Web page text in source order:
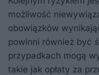
możliwość
obowiązków
powinni również być
przypadkach mogą
takie jak opłaty za